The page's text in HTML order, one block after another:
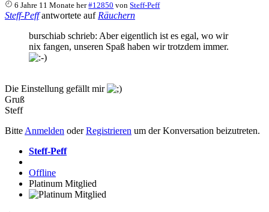
6 Jahre 11 Monate her #12850 vonSteff-Peff
Steff-Peffantwortete auf Räuchern
burschiab schrieb: Aber eigentlich ist es egal, wo wir
nix fangen, unseren Spaß haben wir trotzdem immer.
Die Einstellung gefällt mir
Gruß
Steff
Bitte Anmelden oderRegistrieren um der Konversation beizutreten.
Steff-Peff
Offline
Platinum Mitglied